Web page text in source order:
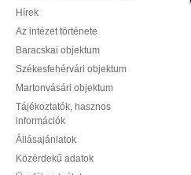
Hírek
Az intézet története
Baracskai objektum
Székesfehérvári objektum
Martonvásári objektum
Tájékoztatók, hasznos
információk
Állásajánlatok
Közérdekű adatok